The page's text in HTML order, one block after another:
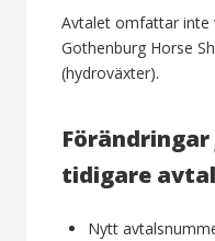
Avtalet omfattar inte
Gothenburg Horse
(hydroväxter).
tidigare avtal
Nytt